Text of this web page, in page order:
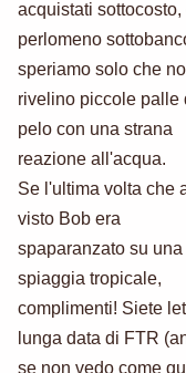
acquistati sottocosto,
perlomeno
speriamo solo che
rivelino piccole palle
pelo con una strana
reazione all'acqua.
Se l'ultima volta che
visto Bob era
spaparanzato su una
spiaggia tropicale,
complimenti! Siete
lunga data di FTR
se non vedo come